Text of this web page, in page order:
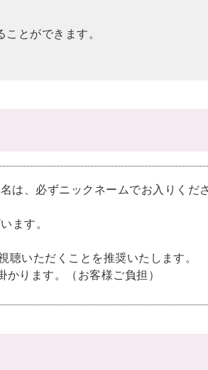
とができます。
は、必ずニックネームでお入りくだ
ます。
いただくことを推奨いたします。
ります。（お客様ご負担）